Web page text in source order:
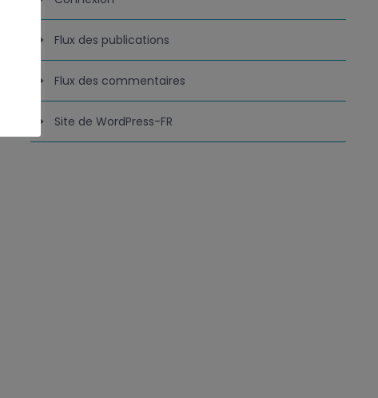
Flux des publications
Flux des commentaires
Site de WordPress-FR